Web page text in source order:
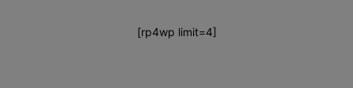
[rp4wp limit=4]